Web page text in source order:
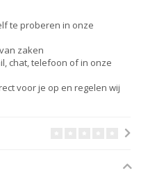
te proberen in onze
zaken
chat, telefoon of in onze
voor je op en regelen wij